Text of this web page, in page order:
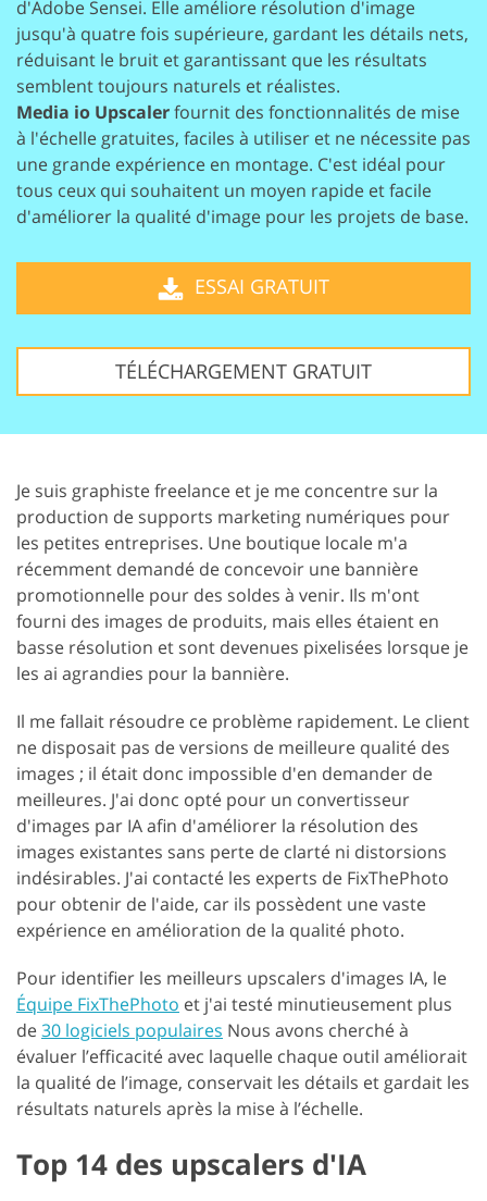
d'Adobe Sensei. Elle améliore résolution d'image
jusqu'à quatre fois supérieure, gardant les détails nets,
réduisant le bruit et garantissant que les résultats
semblent toujours naturels et réalistes.
Media io Upscalerfournit des fonctionnalités de mise
à l'échelle gratuites, faciles à utiliser et ne nécessite pas
une grande expérience en montage. C'est idéal pour
tous ceux qui souhaitent un moyen rapide et facile
d'améliorer la qualité d'image pour les projets de base.
ESSAI GRATUIT
TÉLÉCHARGEMENT GRATUIT
Je suis graphiste freelance et je me concentre sur la
production de supports marketing numériques pour
les petites entreprises. Une boutique locale m'a
récemment demandé de concevoir une bannière
promotionnelle pour des soldes à venir. Ils m'ont
fourni des images de produits, mais elles étaient en
basse résolution et sont devenues pixelisées lorsque je
les ai agrandies pour la bannière.
Il me fallait résoudre ce problème rapidement. Le client
ne disposait pas de versions de meilleure qualité des
images ; il était donc impossible d'en demander de
meilleures. J'ai donc opté pour un convertisseur
d'images par IA afin d'améliorer la résolution des
images existantes sans perte de clarté ni distorsions
indésirables. J'ai contacté les experts de FixThePhoto
pour obtenir de l'aide, car ils possèdent une vaste
expérience en amélioration de la qualité photo.
Pour identifier les meilleurs upscalers d'images IA, le
Équipe FixThePhoto et j'ai testé minutieusement plus
de30 logiciels populaires Nous avons cherché à
évaluer l’efficacité avec laquelle chaque outil améliorait
la qualité de l’image, conservait les détails et gardait les
résultats naturels après la mise à l’échelle.
Top 14 des upscalers d'IA